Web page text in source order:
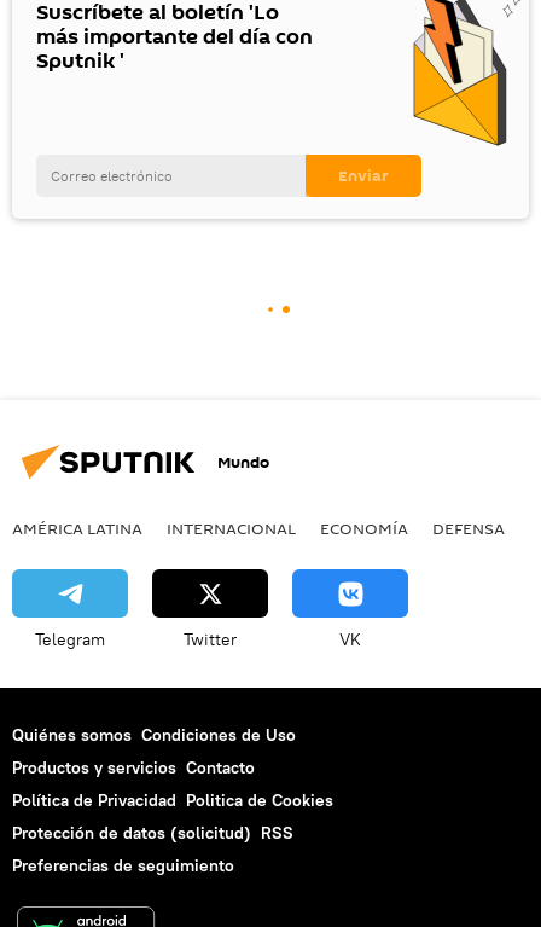
Suscríbete al boletín 'Lo
más importante del día con
Sputnik '
Mundo
AMÉRICA LATINA INTERNACIONAL ECONOMÍA DEFENSA
Telegram Twitter VK
Quiénes somos Condiciones de Uso
Productos y servicios Contacto
Política de Privacidad Politica de Cookies
Protección de datos (solicitud) RSS
Preferencias de seguimiento